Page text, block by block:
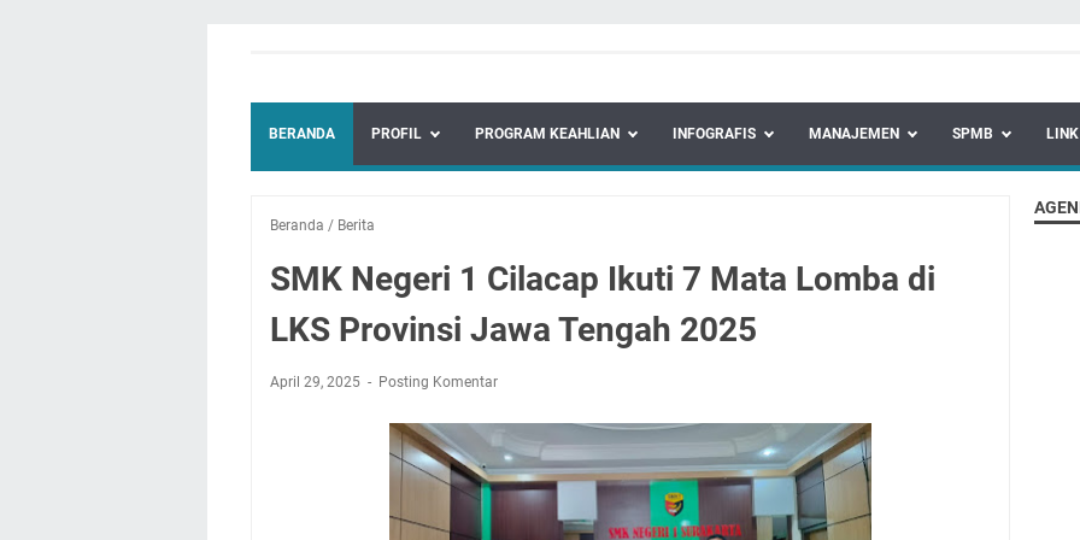
BERANDA PROFIL PROGRAM KEAHLIAN INFOGRAFIS MANAJEMEN SPMB LINK
Beranda / Berita
SMK Negeri 1 Cilacap Ikuti 7 Mata Lomba di
LKS Provinsi Jawa Tengah 2025
April 29, 2025 Posting Komentar